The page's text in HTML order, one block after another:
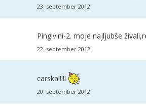
23. september 2012
Pingivini-2. moje najljubše
22. september 2012
carska!!!!!
20. september 2012